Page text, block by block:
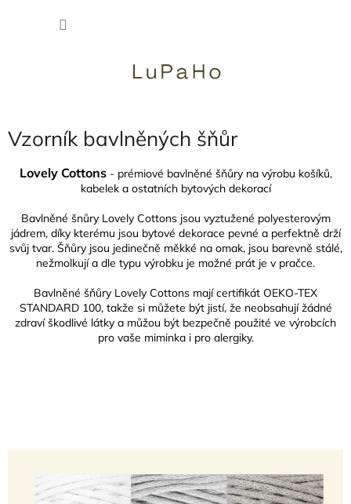
Vzorník bavlněných šňůr
Lovely Cottons- prémiové bavlněné šňůry na výrobu košíků,
kabelek a ostatních bytových dekorací
Bavlněné šnůry Lovely Cottons jsou vyztužené polyesterovým
jádrem, díky kterému jsou bytové dekorace pevné a perfektně drží
svůj tvar. Šňůry jsou jedinečně měkké na omak, jsou barevně stálé,
nežmolkují a dle typu výrobku je možné prát je v pračce.
Bavlněné šňůry Lovely Cottons mají certifikát OEKO-TEX
STANDARD 100, takže si můžete být jistí, že neobsahují žádné
zdraví škodlivé látky a můžou být bezpečně použité ve výrobcích
pro vaše miminka i pro alergiky.